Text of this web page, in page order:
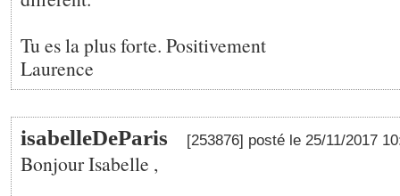
Tu es la plus forte. Positivement
Laurence
isabelleDeParis [253876] posté le 25/11/2017
Bonjour Isabelle ,